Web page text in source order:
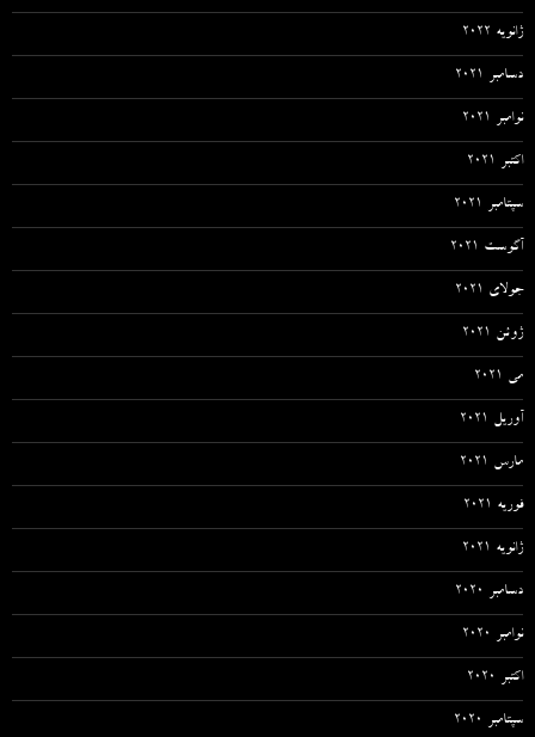
ژانویه 2022
دسامبر 2021
نوامبر 2021
اکتبر 2021
سپتامبر 2021
آگوست 2021
جولای 2021
ژوئن 2021
می 2021
آوریل 2021
مارس 2021
فوریه 2021
ژانویه 2021
دسامبر 2020
نوامبر 2020
اکتبر 2020
سپتامبر 2020